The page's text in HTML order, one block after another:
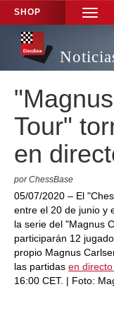
SHOP
TOGGLE
Tour"
en
por ChessBase
05/07/2020 – El
entre el 20 de junio y
la serie del "Magnus
participarán 12
propio Magnus
las partidas en
16:00 CET. | Foto: